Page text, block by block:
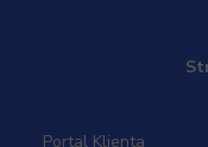
Portal Klienta